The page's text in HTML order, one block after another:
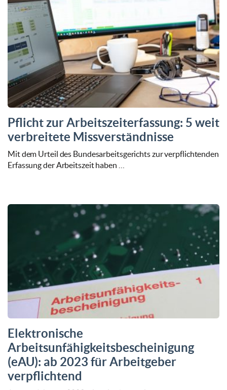
Pflicht zur Arbeitszeiterfassung: 5 weit
verbreitete Missverständnisse
Mit dem Urteil des Bundesarbeitsgerichts zur verpflichtenden
Erfassung der Arbeitszeit haben …
Elektronische
Arbeitsunfähigkeitsbescheinigung
(eAU): ab 2023 für Arbeitgeber
verpflichtend